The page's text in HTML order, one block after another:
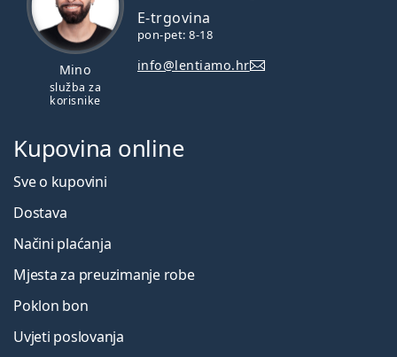
Mino
služba za
korisnike
E-trgovina
pon-pet: 8-18
info@lentiamo.hr
Kupovina online
Sve o kupovini
Dostava
Načini plaćanja
Mjesta za preuzimanje robe
Poklon bon
Uvjeti poslovanja